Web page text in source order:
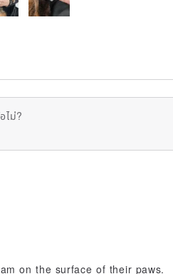
ไม่?
on the surface of their paws.